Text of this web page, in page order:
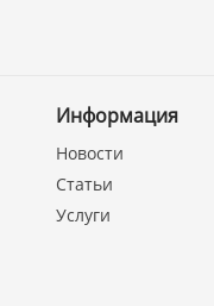
Информация
Новости
Статьи
Услуги